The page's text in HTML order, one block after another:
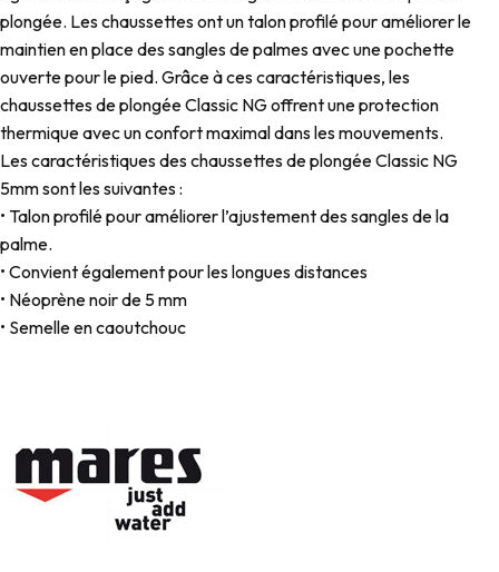
plongée. Les chaussettes ont un talon profilé pour améliorer le
maintien en place des sangles de palmes avec une pochette
ouverte pour le pied. Grâce à ces caractéristiques, les
chaussettes de plongée Classic NG offrent une protection
thermique avec un confort maximal dans les mouvements.
Les caractéristiques des chaussettes de plongée Classic NG
5mm sont les suivantes :
• Talon profilé pour améliorer l’ajustement des sangles de la
palme.
• Convient également pour les longues distances
• Néoprène noir de 5 mm
• Semelle en caoutchouc